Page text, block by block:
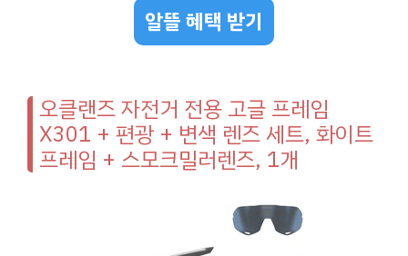
알뜰 혜택 받기
오클랜즈 자전거 전용 고글 프레임
X301 + 편광 + 변색 렌즈 세트, 화이트
프레임 + 스모크밀러렌즈, 1개